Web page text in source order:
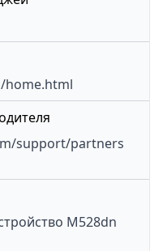
support/partners
M528dn